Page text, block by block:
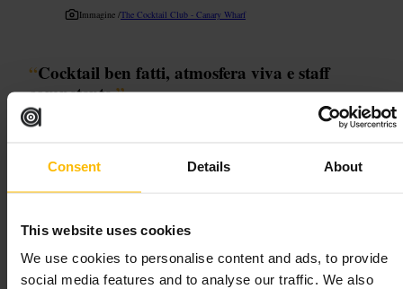
Consent Details About
This website uses cookies
We use cookies to personalise content and ads, to provide
social media features and to analyse our traffic. We also
Immagine /The Cocktail Club - Canary Wharf
“Cocktail ben fatti, atmosfera viva e staff
competente.”
Adatto a
#Barconbancone #Seradivino
Cosa aspettarsi